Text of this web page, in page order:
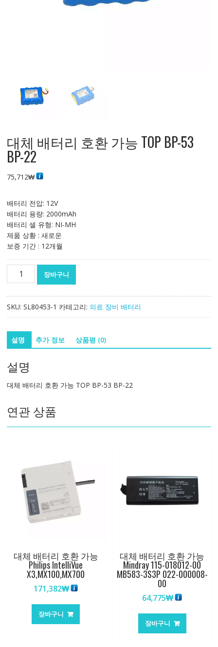
대체 배터리 호환 가능 TOP BP-53
BP-22
75,712₩
배터리 전압: 12V
배터리 용량: 2000mAh
배터리 셀 유형: NI-MH
제품 상황 : 새로운
보증 기간 : 12개월
리
환
가
TOP
53
22
수
량
장바구니
SKU: SL80453-1 카테고리: 의료 장비 배터리
설명 추가 정보 상품평 (0)
설명
대체 배터리 호환 가능 TOP BP-53 BP-22
연관 상품
대체 배터리 호환 가능
Philips IntelliVue
X3,MX100,MX700
171,382₩
장바구니
대체 배터리 호환 가능
Mindray 115-018012-00
MB583-3S3P 022-000008-
00
64,775₩
장바구니